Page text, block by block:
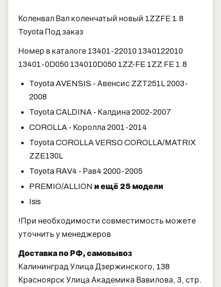
Коленвал Вал коленчатый новый 1ZZFE 1.8
Toyota Под заказ
Номер в каталоге 13401-22010 1340122010
13401-0D050 134010D050 1ZZ-FE 1ZZ FE 1.8
Toyota AVENSIS - Авенсис ZZT251L 2003-
2008
Toyota CALDINA - Калдина 2002-2007
COROLLA - Королла 2001-2014
Toyota COROLLA VERSO COROLLA/MATRIX
ZZE130L
Toyota RAV4 - Рав4 2000-2005
PREMIO/ALLION и ещё 25 модели
Isis
!При необходимости совместимость можете
уточнить у менеджеров
Доставка по РФ, самовывоз
Калининград Улица Дзержинского, 138
Красноярск Улица Академика Вавилова, 3, стр.